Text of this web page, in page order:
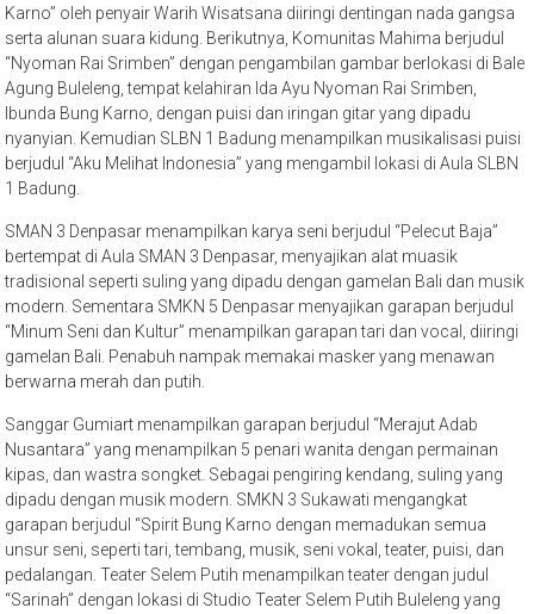
Karno” oleh penyair Warih Wisatsana diiringi dentingan nada gangsa
serta alunan suara kidung. Berikutnya, Komunitas Mahima berjudul
“Nyoman Rai Srimben” dengan pengambilan gambar berlokasi di Bale
Agung Buleleng, tempat kelahiran Ida Ayu Nyoman Rai Srimben,
Ibunda Bung Karno, dengan puisi dan iringan gitar yang dipadu
nyanyian. Kemudian SLBN 1 Badung menampilkan musikalisasi puisi
berjudul “Aku Melihat Indonesia” yang mengambil lokasi di Aula SLBN
1 Badung.
SMAN 3 Denpasar menampilkan karya seni berjudul “Pelecut Baja”
bertempat di Aula SMAN 3 Denpasar, menyajikan alat muasik
tradisional seperti suling yang dipadu dengan gamelan Bali dan musik
modern. Sementara SMKN 5 Denpasar menyajikan garapan berjudul
“Minum Seni dan Kultur” menampilkan garapan tari dan vocal, diiringi
gamelan Bali. Penabuh nampak memakai masker yang menawan
berwarna merah dan putih.
Sanggar Gumiart menampilkan garapan berjudul “Merajut Adab
Nusantara” yang menampilkan 5 penari wanita dengan permainan
kipas, dan wastra songket. Sebagai pengiring kendang, suling yang
dipadu dengan musik modern. SMKN 3 Sukawati mengangkat
garapan berjudul “Spirit Bung Karno dengan memadukan semua
unsur seni, seperti tari, tembang, musik, seni vokal, teater, puisi, dan
pedalangan. Teater Selem Putih menampilkan teater dengan judul
“Sarinah” dengan lokasi di Studio Teater Selem Putih Buleleng yang